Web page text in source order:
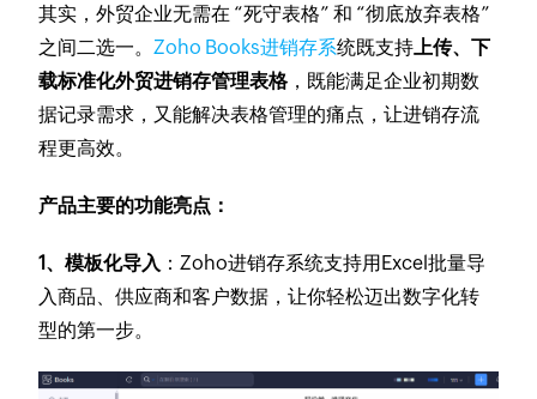
其实，外贸企业无需在 “死守表格” 和 “彻底放弃表格”
之间二选一。 Zoho Books进销存系统既支持 上传、下
载标准化外贸进销存管理表格，既能满足企业初期数
据记录需求，又能解决表格管理的痛点，让进销存流
程更高效。
产品主要的功能亮点：
1、模板化导入 ：Zoho进销存系统支持用Excel批量导
入商品、供应商和客户数据，让你轻松迈出数字化转
型的第一步。